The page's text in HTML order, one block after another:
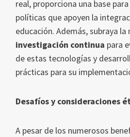
real, proporciona una base
políticas que apoyen la
educación. Además, subraya la
investigación continua para
de estas tecnologías y
prácticas para su
Desafíos y consideraciones
A pesar de los numerosos